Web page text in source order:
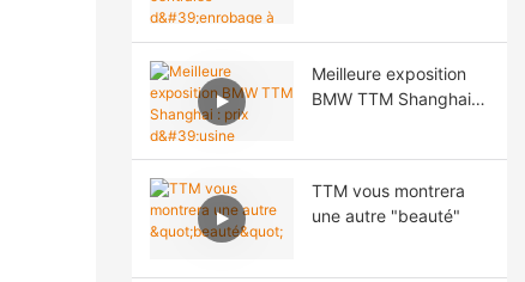
construction routière
au salon CTT EXPO
Meilleure exposition
BMW TTM Shanghai :
TTM vous montrera
une autre "beauté"